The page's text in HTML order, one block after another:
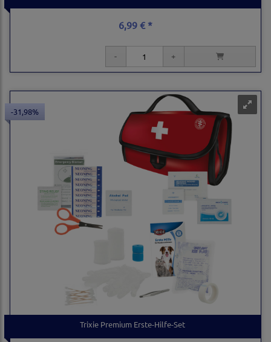
6,99 € *
-31,98%
Trixie Premium Erste-Hilfe-Set